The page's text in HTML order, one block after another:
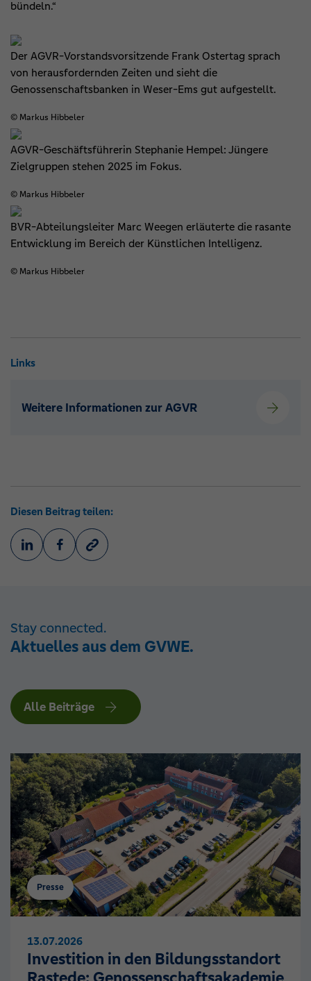
bündeln.“
Der AGVR-Vorstandsvorsitzende Frank Ostertag sprach
von herausfordernden Zeiten und sieht die
Genossenschaftsbanken in Weser-Ems gut aufgestellt.
© Markus Hibbeler
AGVR-Geschäftsführerin Stephanie Hempel: Jüngere
Zielgruppen stehen 2025 im Fokus.
© Markus Hibbeler
BVR-Abteilungsleiter Marc Weegen erläuterte die rasante
Entwicklung im Bereich der Künstlichen Intelligenz.
© Markus Hibbeler
Links
Weitere Informationen zur AGVR
Diesen Beitrag teilen:
Stay connected.
Aktuelles aus dem GVWE.
Alle Beiträge
Presse
13.07.2026
Investition in den Bildungsstandort